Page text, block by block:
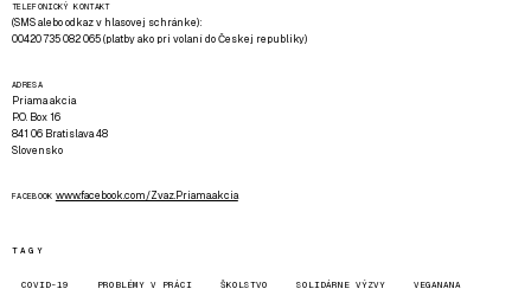
TELEFONICKÝ KONTAKT
(SMS alebo odkaz v hlasovej schránke):
00420 735 082 065 (platby ako pri volaní do Českej republiky)
ADRESA
Priama akcia
P.O. Box 16
841 06 Bratislava 48
Slovensko
FACEBOOK www.facebook.com/Zvaz.Priama.akcia
TAGY
COVID-19 PROBLÉMY V PRÁCI ŠKOLSTVO SOLIDÁRNE VÝZVY VEGANANA